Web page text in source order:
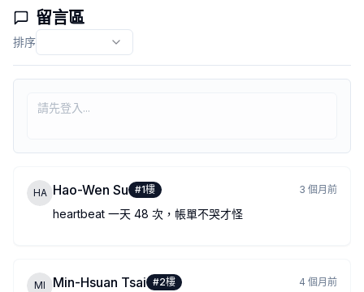
留言區
排序
HA Hao-Wen Su #1樓 3 個月前
heartbeat 一天 48 次，帳單不哭才怪
MI Min-Hsuan Tsai #2樓 4 個月前